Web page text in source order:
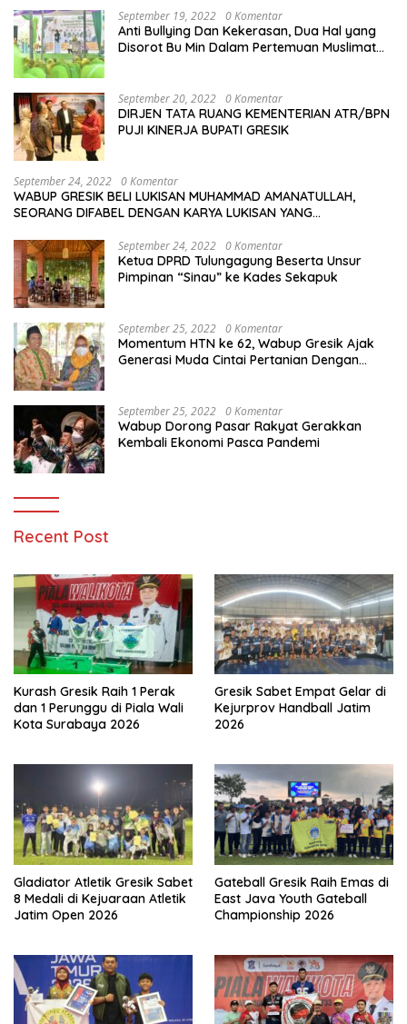
September 19, 2022 0 Komentar
Anti Bullying Dan Kekerasan, Dua Hal yang
Disorot Bu Min Dalam Pertemuan Muslimat
September 20, 2022 0 Komentar
DIRJEN TATA RUANG KEMENTERIAN ATR/BPN
PUJI KINERJA BUPATI GRESIK
September 24, 2022 0 Komentar
WABUP GRESIK BELI LUKISAN MUHAMMAD AMANATULLAH,
SEORANG DIFABEL DENGAN KARYA LUKISAN YANG
September 24, 2022 0 Komentar
Ketua DPRD Tulungagung Beserta Unsur
Pimpinan “Sinau” ke Kades Sekapuk
September 25, 2022 0 Komentar
Momentum HTN ke 62, Wabup Gresik Ajak
Generasi Muda Cintai Pertanian Dengan
September 25, 2022 0 Komentar
Wabup Dorong Pasar Rakyat Gerakkan
Kembali Ekonomi Pasca Pandemi
Recent Post
Kurash Gresik Raih 1 Perak
dan 1 Perunggu di Piala Wali
Kota Surabaya 2026
Gresik Sabet Empat Gelar di
Kejurprov Handball Jatim
2026
Gladiator Atletik Gresik Sabet
8 Medali di Kejuaraan Atletik
Jatim Open 2026
Gateball Gresik Raih Emas di
East Java Youth Gateball
Championship 2026